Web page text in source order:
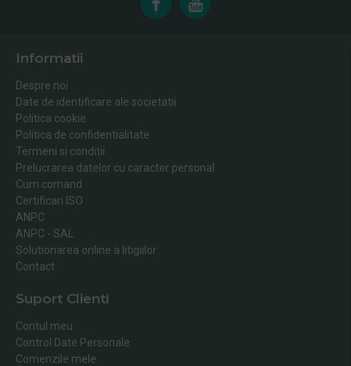
Informatii
Despre noi
Date de identificare ale societatii
Politica cookie
Politica de confidentialitate
Termeni si conditii
Prelucrarea datelor cu caracter personal
Cum comand
Certificari ISO
ANPC
ANPC - SAL
Solutionarea online a litigiilor
Contact
Suport Clienti
Contul meu
Control Date Personale
Comenzile mele